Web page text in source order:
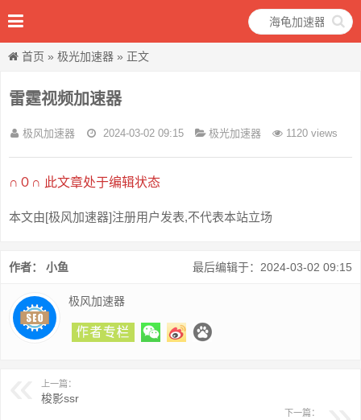
首页 » 极光加速器 » 正文
雷霆视频加速器
极风加速器 2024-03-02 09:15 极光加速器 1120 views
∩０∩ 此文章处于编辑状态
本文由[极风加速器]注册用户发表,不代表本站立场
最后编辑于：2024-03-02 09:15
作者： 小鱼
极风加速器
上一篇：
梭影ssr
下一篇：